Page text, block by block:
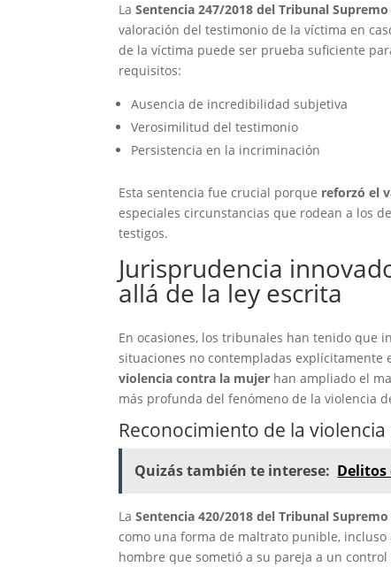
LaSentencia 247/2018 del Tribunal Supremo
valoración del testimonio de la víctima en
de la víctima puede ser prueba suficiente
requisitos:
Ausencia de incredibilidad subjetiva
Verosimilitud del testimonio
Persistencia en la incriminación
Esta sentencia fue crucial porque reforzó el
especiales circunstancias que rodean a los
testigos.
Jurisprudencia
allá de la ley escrita
En ocasiones, los tribunales han tenido que
situaciones no contempladas explícitamente
violencia contra la mujer han ampliado el
más profunda del fenómeno de la violencia
Reconocimiento de la
Quizás también te interese: Delitos
LaSentencia 420/2018 del Tribunal Supremo
como una forma de maltrato punible,
hombre que sometió a su pareja a un